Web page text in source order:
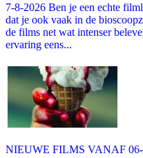
7-8-2026 Ben je een echte
dat je ook vaak in de
de films net wat intenser
ervaring eens...
NIEUWE FILMS VANAF 06-